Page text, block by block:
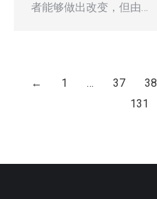
者能够做出改变，但由…
← 1 … 37 38
131